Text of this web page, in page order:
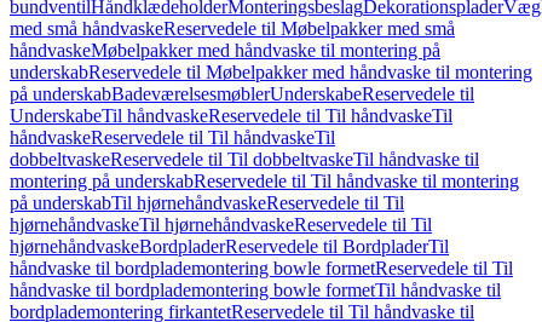
bundventilHåndklædeholderMonteringsbeslagDekorationsplader
med små håndvaskeReservedele til Møbelpakker med små
håndvaskeMøbelpakker med håndvaske til montering på
underskabReservedele til Møbelpakker med håndvaske til montering
på underskabBadeværelsesmøblerUnderskabeReservedele til
UnderskabeTil håndvaskeReservedele til Til håndvaskeTil
håndvaskeReservedele til Til håndvaskeTil
dobbeltvaskeReservedele til Til dobbeltvaskeTil håndvaske til
montering på underskabReservedele til Til håndvaske til montering
på underskabTil hjørnehåndvaskeReservedele til Til
hjørnehåndvaskeTil hjørnehåndvaskeReservedele til Til
hjørnehåndvaskeBordpladerReservedele til BordpladerTil
håndvaske til bordplademontering bowle formetReservedele til Til
håndvaske til bordplademontering bowle formetTil håndvaske til
bordplademontering firkantetReservedele til Til håndvaske til